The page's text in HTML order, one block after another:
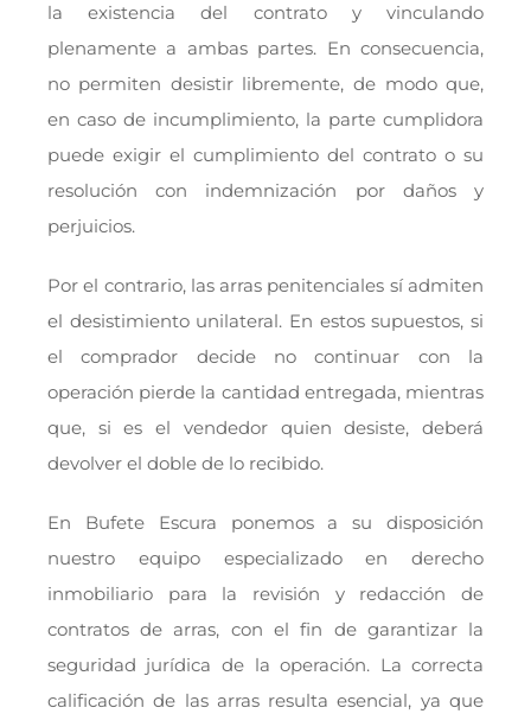
la existencia del contrato y vinculando
plenamente a ambas partes. En consecuencia,
no permiten desistir libremente, de modo que,
en caso de incumplimiento, la parte cumplidora
puede exigir el cumplimiento del contrato o su
resolución con indemnización por daños y
perjuicios.
Por el contrario, las arras penitenciales sí admiten
el desistimiento unilateral. En estos supuestos, si
el comprador decide no continuar con la
operación pierde la cantidad entregada, mientras
que, si es el vendedor quien desiste, deberá
devolver el doble de lo recibido.
En Bufete Escura ponemos a su disposición
nuestro equipo especializado en derecho
inmobiliario para la revisión y redacción de
contratos de arras, con el fin de garantizar la
seguridad jurídica de la operación. La correcta
calificación de las arras resulta esencial, ya que